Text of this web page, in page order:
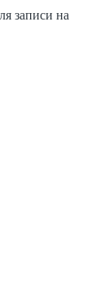
записи на